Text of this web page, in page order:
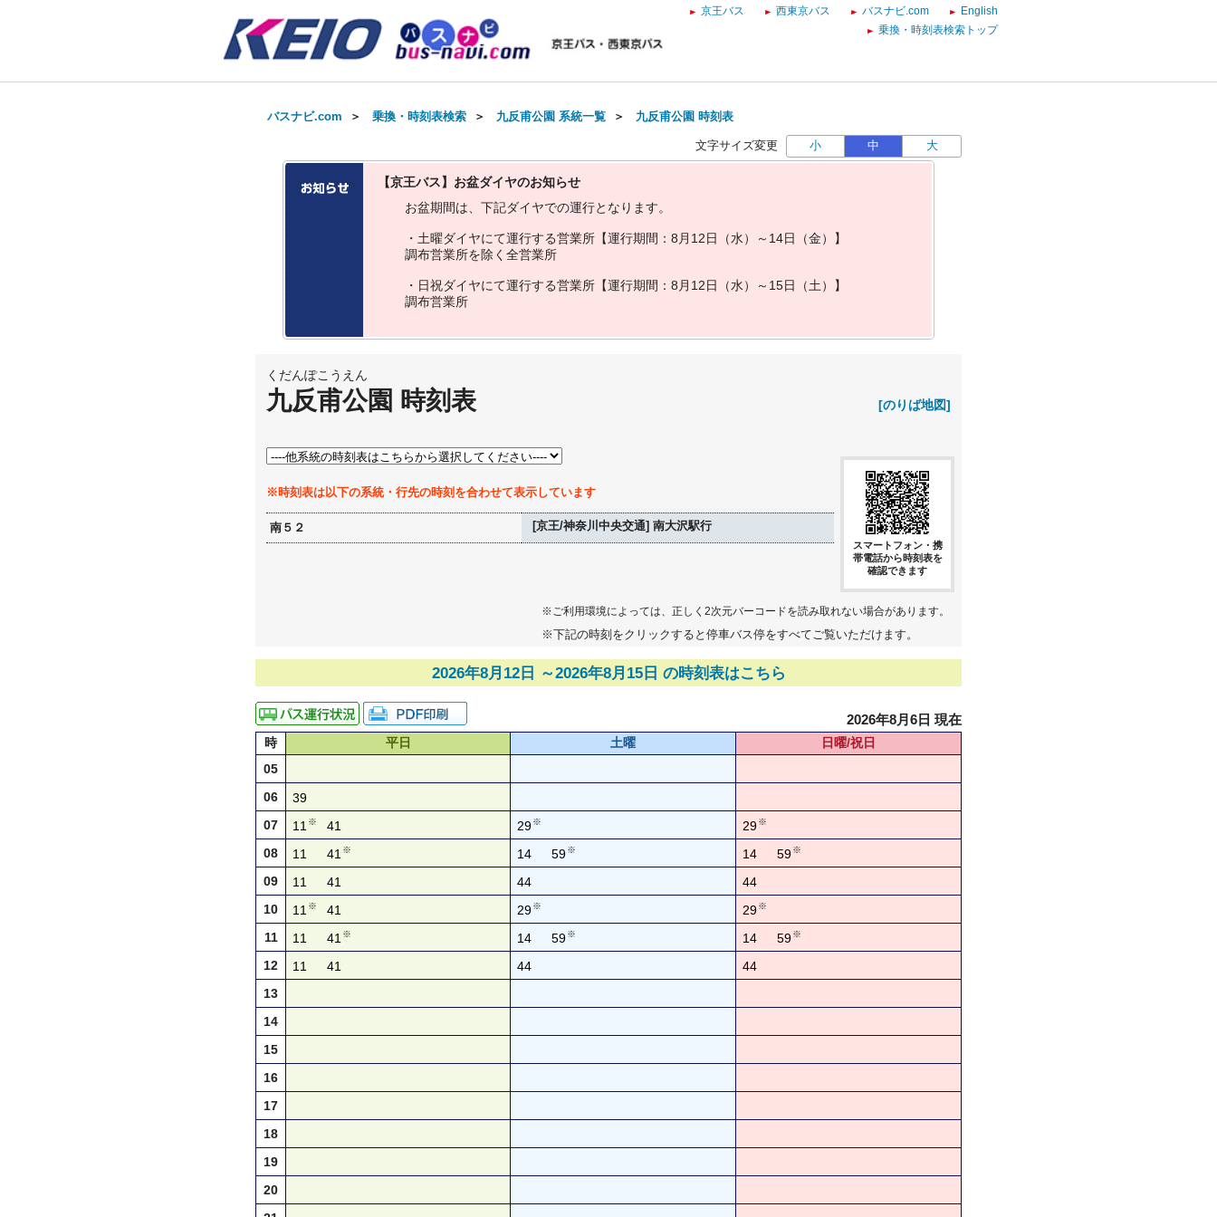
京王バス 西東京バス バスナビ.com
English
乗換・時刻表検索トップ
バスナビ.com ＞ 乗換・時刻表検索 ＞ 九反甫公園 系統一覧 ＞ 九反甫公園 時刻表
文字サイズ変更 小 中 大
【京王バス】お盆ダイヤのお知らせ
お盆期間は 下記ダイヤでの運行と な り ます。
・ 土曜ダイヤにて運行する営業所 【運行期間 ： 8 月 1 2日 （水） ～ 14日 （金）
】
調布営業所を除 く 全営業所
・ 日祝ダイヤにて運行する営業所 【運行期間 ： 8 月 1 2日 （水） ～ 15日 （土）
】
調布営業所
くだんぽこうえん
九反甫公園 時刻表 [のりば地図]
※時刻表は以下の系統・行先の時刻を合わせて表示しています
南５２ [京王/神奈川中央交通] 南大沢駅行
スマートフォン・携
帯電話から時刻表を
確認できます
※ご利用環境によっては、正しく2次元バーコードを読み取れない場合があります。
※下記の時刻をクリックすると停車バス停をすべてご覧いただけます。
2026年8月12日 ～2026年8月15日 の時刻表はこちら
2026年8月6日 現在
時 平日 土曜
日曜/祝日
05
06
39
07
11 ※ 41 29※ 29※
08 11 41 ※ 14 59※ 14 59※
09 11 41 44
44
10
11 ※ 41 29※ 29※
11 11 41 ※ 14 59※ 14 59※
12 11 41 44
44
13
14
15
16
17
18
19
20